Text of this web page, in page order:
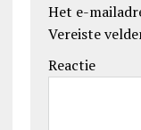
Het e-
Vereiste
Reactie